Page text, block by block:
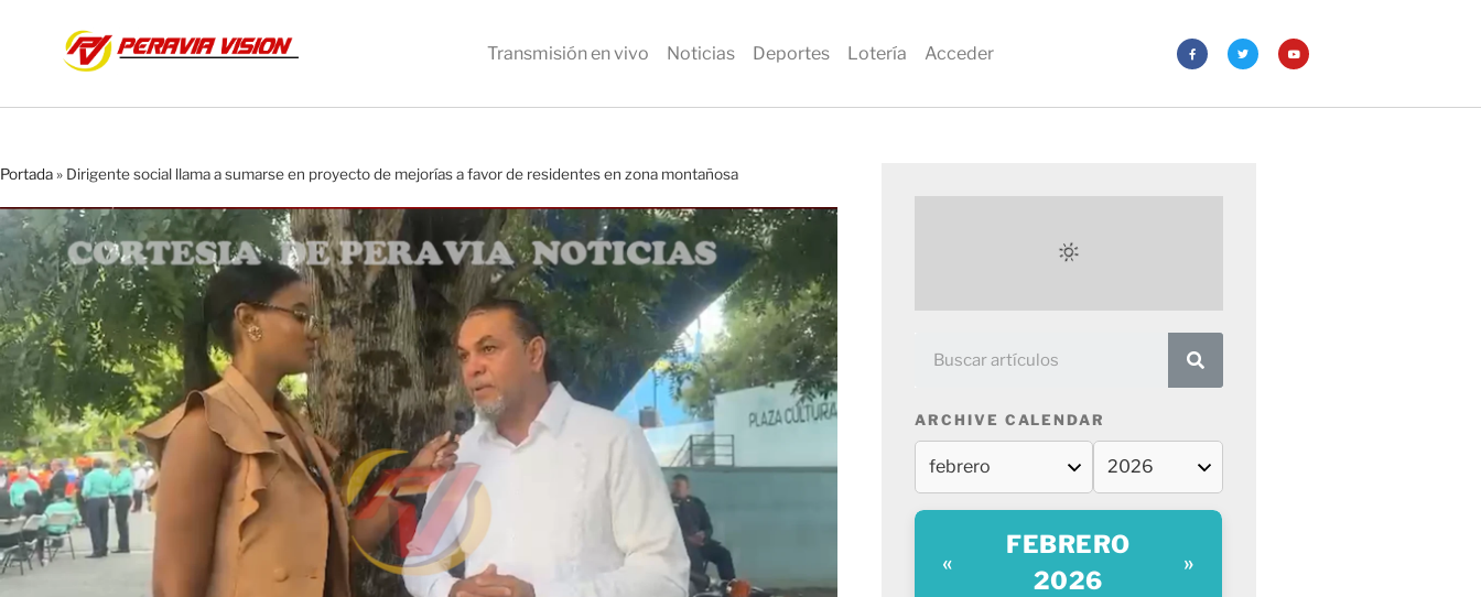
Transmisión en vivo Noticias Deportes Lotería Acceder
Portada» Dirigente social llama a sumarse en proyecto de mejorías a favor de residentes en zona montañosa
ARCHIVE CALENDAR
«
FEBRERO
2026
»